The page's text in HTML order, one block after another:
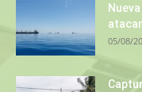
05/08/